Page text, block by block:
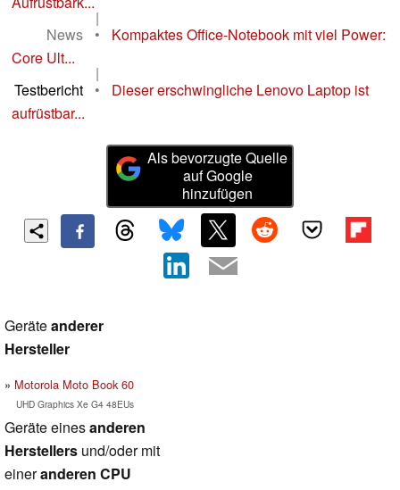
|
News
•
Kompaktes Office-Notebook mit viel Power:
Core Ult...
|
Testbericht
•
Dieser erschwingliche Lenovo Laptop ist
aufrüstbar...
Als bevorzugte Quelle
auf Google
hinzufügen
Geräteanderer
Hersteller
Motorola Moto Book 60
UHD Graphics Xe G4 48EUs
Geräte einesanderen
Herstellers und/oder mit
eineranderen CPU